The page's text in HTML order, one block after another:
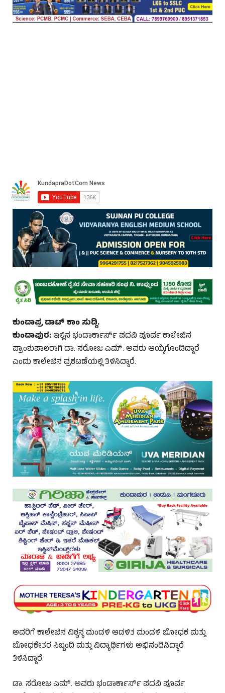
ಕುಂದಾಪ್ರ ಡಾಟ್‌ ಕಾಂ ಸುದ್ದಿ.
ಕುಂದಾಪುರ:ಇಲ್ಲಿನ ಭಂಡಾರ್ಕಾರ್ಸ್ ಪದವಿ ಪೂರ್ವ ಕಾಲೇಜಿನ
ಪ್ರಾಂಶುಪಾಲರಾಗಿ ಡಾ. ಸರೋಜ ಎಮ್. ಅವರು ಆಯ್ಕೆಗೊಂಡಿದ್ದಾರೆ
ಎಂದು ಕಾಲೇಜಿನ ಪ್ರಕಟಣೆಯಲ್ಲಿ ತಿಳಿಸಿದ್ದಾರೆ.
ಅವರಿಗೆ ಕಾಲೇಜಿನ ವಿಶ್ವಸ್ಥ ಮಂಡಳಿ ಆಡಳಿತ ಮಂಡಳಿ ಭೋಧಕ ಮತ್ತು
ಬೋಧಕೇತರ ಸಿಬ್ಬಂದಿ ಮತ್ತು ವಿದ್ಯಾರ್ಥಿಗಳು ಅಭಿನಂದಿಸಿದ್ದಾರೆ
ತಿಳಿಸಿದ್ದಾರೆ.
ಡಾ. ಸರೋಜ ಎಮ್. ಅವರು ಭಂಡಾರ್ಕಾರ್ಸ್ ಪದವಿ ಪೂರ್ವ